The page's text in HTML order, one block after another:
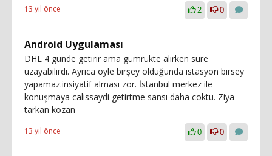
13 yıl önce 2 0
Android Uygulaması
DHL 4 günde getirir ama gümrükte alırken sure
uzayabilirdi. Ayrıca öyle birşey olduğunda istasyon birsey
yapamaz.insiyatif alması zor. İstanbul merkez ile
konuşmaya calissaydi getirtme sansı daha coktu. Ziya
tarkan kozan
13 yıl önce 0 0